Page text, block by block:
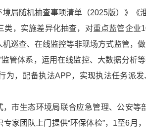
局随机抽查事项清单（2025版）》《
，实施差异化抽查，对重点监管企业
巡查、在线监控等非现场方式监管，做
管体系，运用在线监控、大数据分析
为，配备执法APP，实现执法任务派
市生态环境局联合应急管理、公安
家团队上门提供“环保体检”，1至6